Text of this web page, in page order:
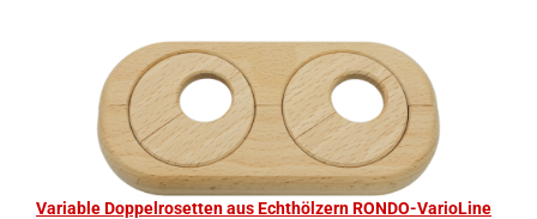
Va­ria­ble Dop­pel­ro­set­ten aus Echt­höl­zern RONDO-​​Va­rio­Li­ne